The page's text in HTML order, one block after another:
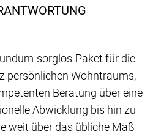
sorglos-Paket für die
persönlichen Wohntraums,
Beratung über eine
Abwicklung bis hin zu
weit über das übliche Maß